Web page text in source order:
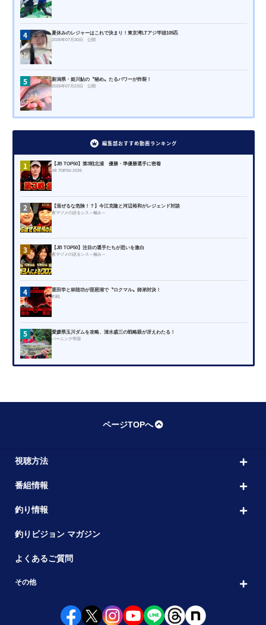
4 夏休みのレジャーはこれで決まり！東京湾LTアジ竿頭105匹
2026年07月30日 公開
5 新潟県・姫川鮎の〝秘め〟たるパワーが炸裂！
2026年07月23日 公開
編集部おすすめ動画ランキング
1 【JB TOP50】第3戦北浦 優勝・準優勝選手に密着
JB TOP50 2026
2 【混ぜるな危険！？】今江克隆と河辺裕和がレジェンド対談
夜マヅメの語るシス～極み～
3 【JB TOP50】注目の選手たちが思いを激白
夜マヅメの語るシス～極み～
4 栗田学と林陸功が琵琶湖で〝ロクマル〟師弟対決！
釣戦
5 愛媛県玉川ダムを攻略、清水盛三の戦略眼が冴えわたる！
バーニング帝国
ページTOPへ
視聴方法
番組情報
釣り情報
釣りビジョン マガジン
よくあるご質問
その他